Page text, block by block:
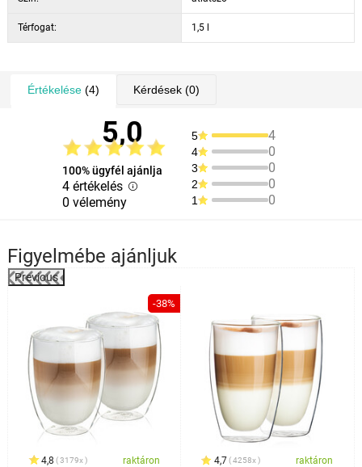
Térfogat: 1,5 l
Értékelése(4) Kérdések(0)
5,0
100% ügyfél ajánlja
4 értékelés
0 vélemény
5 4
4 0
3 0
2 0
1 0
Figyelmébe ajánljuk
Previous
-38%
4,8 3179x raktáron 4,7 4258x raktáron